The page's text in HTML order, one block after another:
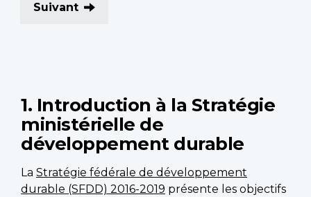
Suivant
1. Introduction à la Stratégie
ministérielle de
développement durable
La Stratégie fédérale de développement
durable (SFDD) 2016-2019 présente les objectifs